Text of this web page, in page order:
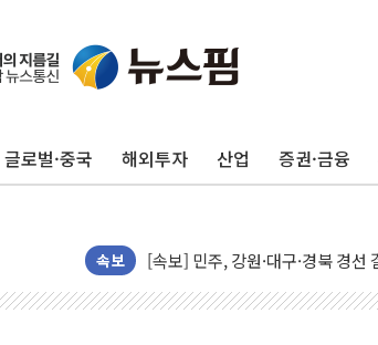
글로벌·중국 해외투자 산업 증권·금융
속보
인천서 말다툼 중 어머니 살해
김민석, 강원·대구·경북 경선서
[속보] 민주, 경북 경선 결과 발표
[속보] 민주, 대구 경선 결과 발표